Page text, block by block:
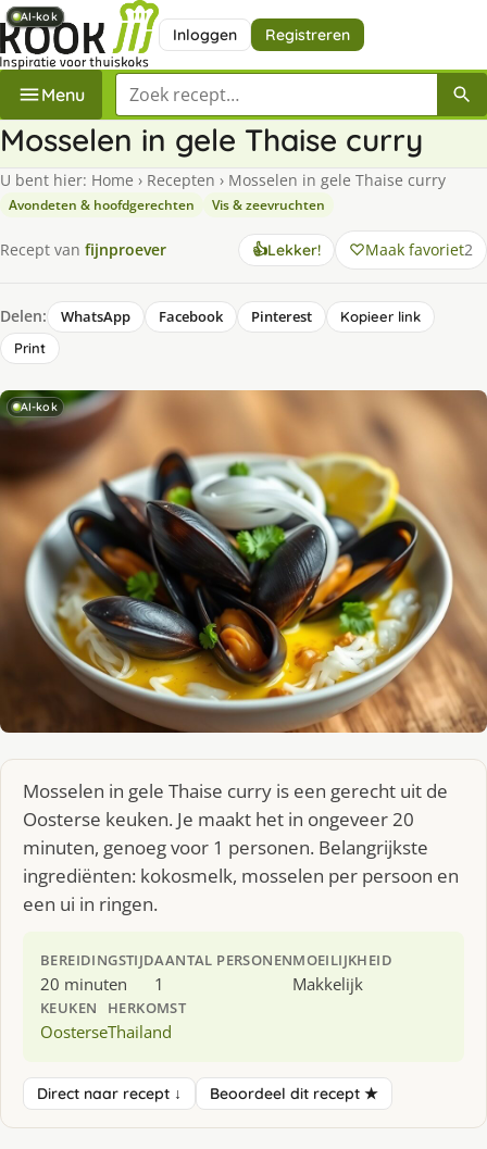
Inloggen Registreren
Menu Zoek een recept
Mosselen in gele Thaise curry
U bent hier: Home › Recepten › Mosselen in gele Thaise curry
Avondeten & hoofdgerechten Vis & zeevruchten
Recept van fijnproever 👍Lekker! Maak favoriet2
Delen: WhatsApp Facebook Pinterest
Kopieer link
Print
AI-kok
Mosselen in gele Thaise curry is een gerecht uit de
Oosterse keuken. Je maakt het in ongeveer 20
minuten, genoeg voor 1 personen. Belangrijkste
ingrediënten: kokosmelk, mosselen per persoon en
een ui in ringen.
BEREIDINGSTIJD
20 minuten
AANTAL PERSONEN
1
MOEILIJKHEID
Makkelijk
KEUKEN
Oosterse
HERKOMST
Thailand
Direct naar recept ↓ Beoordeel dit recept ★
AI-kok
AI-kok
AI-kok
AI-kok
AI-kok